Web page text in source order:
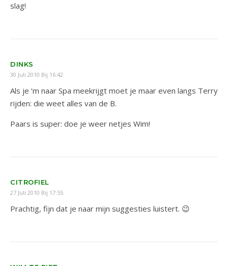
slag!
DINKS
30 Juli 2010 Bij 16:42
Als je ‘m naar Spa meekrijgt moet je maar even langs Terry
rijden: die weet alles van de B.
Paars is super: doe je weer netjes Wim!
CITROFIEL
27 Juli 2010 Bij 17:55
Prachtig, fijn dat je naar mijn suggesties luistert. 😉